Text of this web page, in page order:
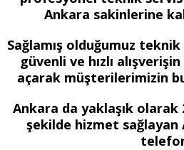
Ankara sakinlerine
Sağlamış olduğumuz
güvenli ve hızlı
açarak müşterilerimizin
Ankara da yaklaşık olarak
şekilde hizmet sağlayan